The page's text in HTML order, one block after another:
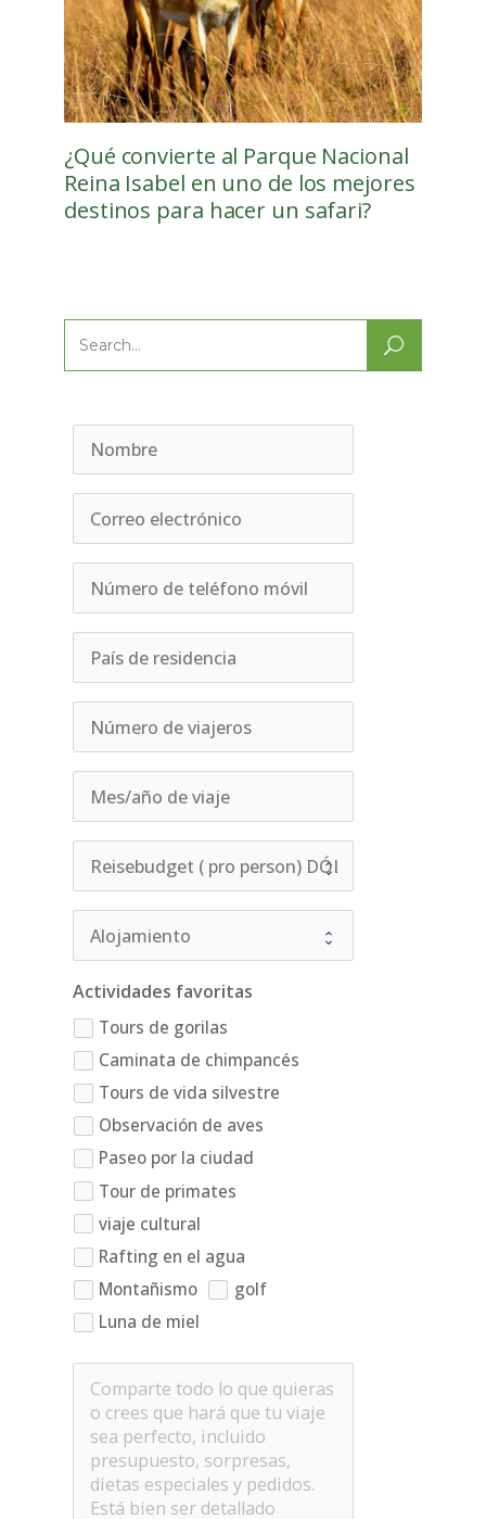
¿Qué convierte al Parque Nacional
Reina Isabel en uno de los mejores
destinos para hacer un safari?
Search
Actividades favoritas
Tours de gorilas
Caminata de chimpancés
Tours de vida silvestre
Observación de aves
Paseo por la ciudad
Tour de primates
viaje cultural
Rafting en el agua
Montañismo
golf
Luna de miel